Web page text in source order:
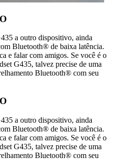
a outro dispositivo, ainda
Bluetooth® de baixa latência.
e falar com amigos. Se você é o
G435, talvez precise de uma
Bluetooth® com seu
a outro dispositivo, ainda
Bluetooth® de baixa latência.
e falar com amigos. Se você é o
G435, talvez precise de uma
Bluetooth® com seu